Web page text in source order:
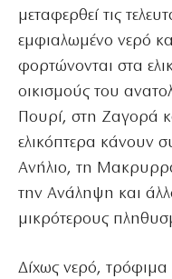
μεταφερθεί τις
εμφιαλωμένο νερό
φορτώνονται στα
οικισμούς του
Πουρί, στη Ζαγορά
ελικόπτερα κάνουν
Ανήλιο, τη
την Ανάληψη και
μικρότερους
Δίχως νερό,